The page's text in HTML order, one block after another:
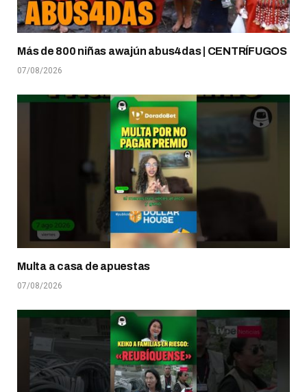
Más de 800 niñas awajún abus4das | CENTRÍFUGOS
07/08/2026
Multa a casa de apuestas
07/08/2026